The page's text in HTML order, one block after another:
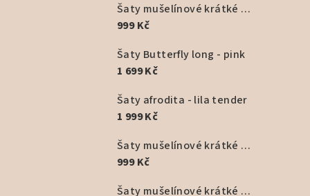
Šaty mušelínové krátké černé
999 Kč
Šaty Butterfly long - pink
1 699 Kč
Šaty afrodita - lila tender
1 999 Kč
Šaty mušelínové krátké - terracota
999 Kč
Šaty mušelínové krátké - starorůžové